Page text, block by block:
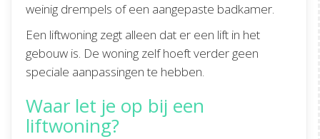
weinig drempels of een aangepaste badkamer.
Een liftwoning zegt alleen dat er een lift in het
gebouw is. De woning zelf hoeft verder geen
speciale aanpassingen te hebben.
Waar let je op bij een
liftwoning?